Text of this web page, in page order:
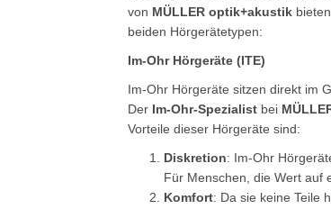
von MÜLLER optik+akustik
beiden Hörgerätetypen:
Im-Ohr Hörgeräte (ITE)
Im-Ohr Hörgeräte sitzen direkt im
Der Im-Ohr-Spezialist bei
Vorteile dieser Hörgeräte sind:
Diskretion: Im-Ohr
Für Menschen, die Wert auf
Komfort: Da sie keine Teile